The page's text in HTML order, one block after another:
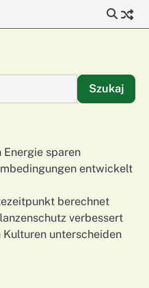
Szukaj
sparen
entwickelt
berechnet
verbessert
unterscheiden